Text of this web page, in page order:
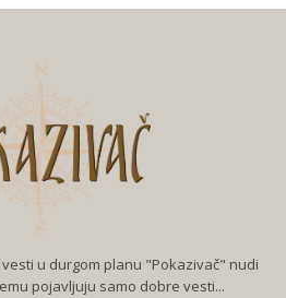
u durgom planu "Pokazivač" nudi
pojavljuju samo dobre vesti...